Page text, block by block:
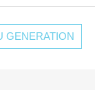
GENERATION